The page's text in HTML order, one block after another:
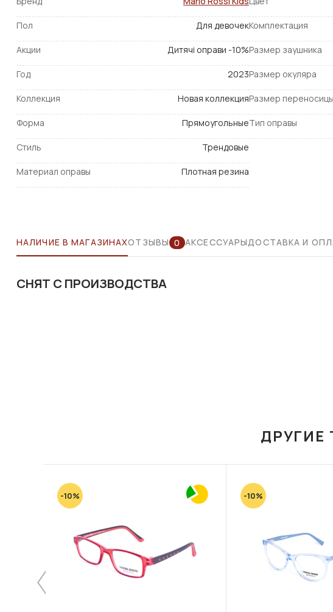
Пол Для девочек
Акции Дитячі оправи -10%
Год 2023
Коллекция Новая коллекция
Форма Прямоугольные
Стиль Трендовые
Материал оправы Плотная резина
Комплектация
Размер заушника
Размер окуляра
Размер переносицы
Тип оправы
НАЛИЧИЕ В МАГАЗИНАХОТЗЫВЫ 0 АКСЕССУАРЫДОСТАВКА И
СНЯТ С ПРОИЗВОДСТВА
ДРУГИЕ
-10% -10%